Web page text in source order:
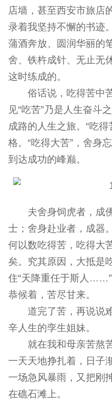
店墙，甚至西安市旅店
录着我坚持不懈的书迹
蒲酒奔放、圆润华丽的
舍、铁杵成针、无止无
这时练成的。
俗话说，吃得苦中
见“吃苦”乃是人生奋斗
成路的人生之旅。“吃
格。“吃得大苦”，舍身
到达成功的峰巅。
夫舍身饲虎者，成
士；舍身赴业者，成器
何以数吃得苦，吃得大
矣。究其原因，大抵是
住“天降重任于斯人
恭候着，苦尽甘来。
道完了苦，再说说
辛人生的孪生姐妹。
就在我和母亲苦熬
一天天地挣扎着，日子
一场急风暴雨，又把刚
在礁石滩上。